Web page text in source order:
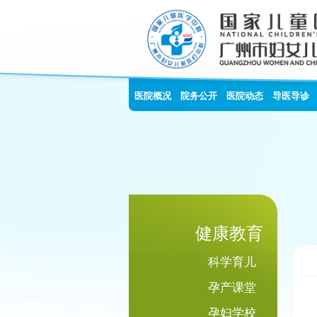
医院概况 院务公开 医院动态 导医导诊
健康教育
科学育儿
孕产课堂
孕妇学校